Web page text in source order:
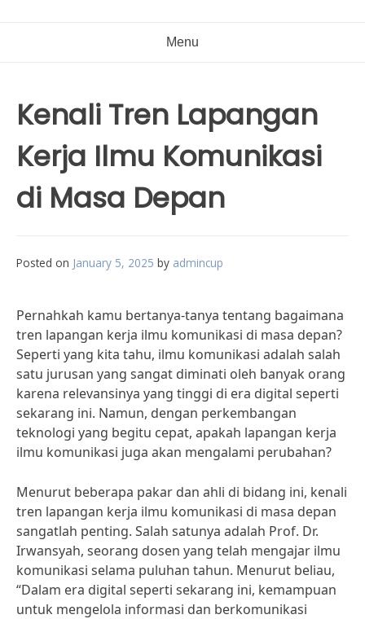
Menu
Kenali Tren Lapangan
Kerja Ilmu Komunikasi
di Masa Depan
Posted on January 5, 2025 by admincup
Pernahkah kamu bertanya-tanya tentang bagaimana
tren lapangan kerja ilmu komunikasi di masa depan?
Seperti yang kita tahu, ilmu komunikasi adalah salah
satu jurusan yang sangat diminati oleh banyak orang
karena relevansinya yang tinggi di era digital seperti
sekarang ini. Namun, dengan perkembangan
teknologi yang begitu cepat, apakah lapangan kerja
ilmu komunikasi juga akan mengalami perubahan?
Menurut beberapa pakar dan ahli di bidang ini, kenali
tren lapangan kerja ilmu komunikasi di masa depan
sangatlah penting. Salah satunya adalah Prof. Dr.
Irwansyah, seorang dosen yang telah mengajar ilmu
komunikasi selama puluhan tahun. Menurut beliau,
“Dalam era digital seperti sekarang ini, kemampuan
untuk mengelola informasi dan berkomunikasi